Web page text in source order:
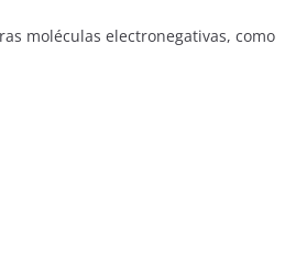
moléculas electronegativas, como